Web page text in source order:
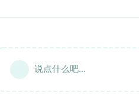
说点什么吧...